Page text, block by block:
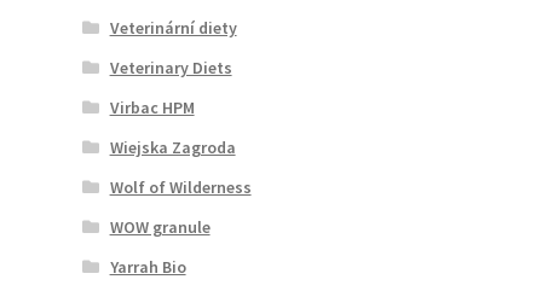
Veterinární diety
Veterinary Diets
Virbac HPM
Wiejska Zagroda
Wolf of Wilderness
WOW granule
Yarrah Bio